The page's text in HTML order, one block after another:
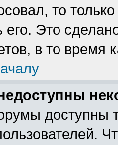
то
его. Это
в то время
доступны